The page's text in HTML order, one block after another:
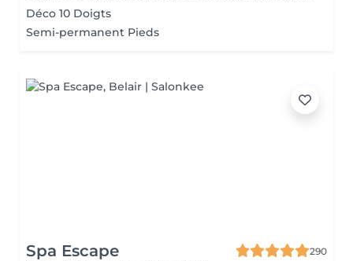
Déco 10 Doigts
Semi-permanent Pieds
Spa Escape
290